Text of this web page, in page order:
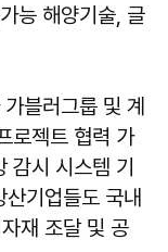
능 해양기술, 글
블러그룹 및 계
로젝트 협력 가
감시 시스템 기
기업들도 국내
재 조달 및 공